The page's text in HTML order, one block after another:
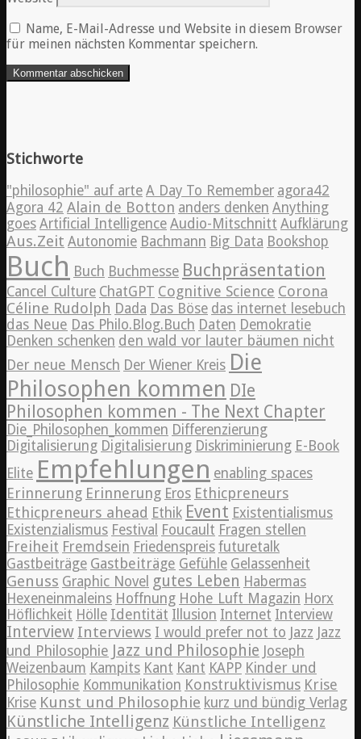
Name, E-Mail-Adresse und Website in diesem Browser
für meinen nächsten Kommentar speichern.
Stichworte
"philosophie" auf arte A Day To Remember agora42
Agora 42 Alain de Botton anders denken Anything
goes Artificial Intelligence Audio-Mitschnitt Aufklärung
Aus.Zeit Autonomie Bachmann Big Data Bookshop
Buch Buch Buchmesse Buchpräsentation
Cancel Culture ChatGPT Cognitive Science Corona
Céline Rudolph Dada Das Böse das internet lesebuch
das Neue Das Philo.Blog.Buch Daten Demokratie
Denken schenken den wald vor lauter bäumen nicht
Der neue Mensch Der Wiener Kreis Die
Philosophen kommen DIe
Philosophen kommen - The Next Chapter
Die_Philosophen_kommen Differenzierung
Digitalisierung Digitalisierung Diskriminierung E-Book
Elite Empfehlungen enabling spaces
Erinnerung Erinnerung Eros Ethicpreneurs
Ethicpreneurs ahead Ethik Event Existentialismus
Existenzialismus Festival Foucault Fragen stellen
Freiheit Fremdsein Friedenspreis futuretalk
Gastbeiträge Gastbeiträge Gefühle Gelassenheit
Genuss Graphic Novel gutes Leben Habermas
Hexeneinmaleins Hoffnung Hohe Luft Magazin Horx
Höflichkeit Hölle Identität Illusion Internet Interview
Interview Interviews I would prefer not to Jazz Jazz
und Philosophie Jazz und Philosophie Joseph
Weizenbaum Kampits Kant Kant KAPP Kinder und
Philosophie Kommunikation Konstruktivismus Krise
Krise Kunst und Philosophie kurz und bündig Verlag
Künstliche Intelligenz Künstliche Intelligenz